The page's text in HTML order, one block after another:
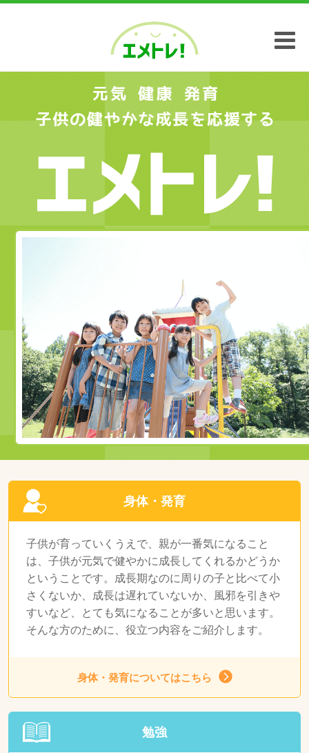
エメトレ！
身体・発育
子供が育っていくうえで、親が一番気になること
は、子供が元気で健やかに成長してくれるかどうか
ということです。成長期なのに周りの子と比べて小
さくないか、成長は遅れていないか、風邪を引きや
すいなど、とても気になることが多いと思います。
そんな方のために、役立つ内容をご紹介します。
身体・発育についてはこちら
勉強